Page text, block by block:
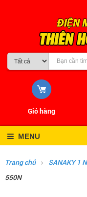
Giỏ hàng
MENU
Trang chủ SANAKY 1
550N